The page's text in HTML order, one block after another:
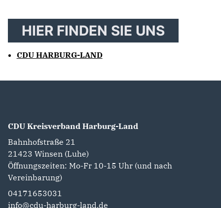
HIER FINDEN SIE UNS
CDU HARBURG-LAND
CDU Kreisverband Harburg-Land
Bahnhofstraße 21
21423 Winsen (Luhe)
Öffnungszeiten: Mo-Fr 10-15 Uhr (und nach
Vereinbarung)
04171653031
info@cdu-harburg-land.de